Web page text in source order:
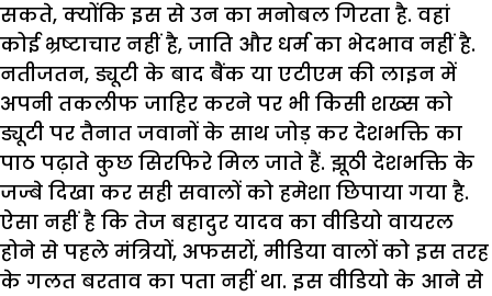
सकते, क्योंकि इस से उन का मनोबल गिरता है. वहां
कोई भ्रष्टाचार नहीं है, जाति और धर्म का भेदभाव नहीं है.
नतीजतन, ड्यूटी के बाद बैंक या एटीएम की लाइन में
अपनी तकलीफ जाहिर करने पर भी किसी शख्स को
ड्यूटी पर तैनात जवानों के साथ जोड़ कर देशभक्ति का
पाठ पढ़ाते कुछ सिरफिरे मिल जाते हैं. झूठी देशभक्ति के
जज्बे दिखा कर सही सवालों को हमेशा छिपाया गया है.
ऐसा नहीं है कि तेज बहादुर यादव का वीडियो वायरल
होने से पहले मंत्रियों, अफसरों, मीडिया वालों को इस तरह
के गलत बरताव का पता नहीं था. इस वीडियो के आने से